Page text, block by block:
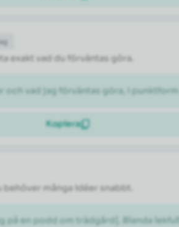
exakt vad du förväntas göra.
vad jag förväntas göra, i punktform
Kopiera
många idéer snabbt.
på en podd om trädgård]. Blanda